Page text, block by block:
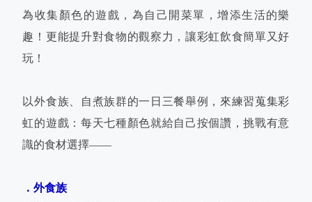
為收集顏色的遊戲，為自己開菜單，增添生活的樂
趣！更能提升對食物的觀察力，讓彩虹飲食簡單又好
玩！
以外食族、自煮族群的一日三餐舉例，來練習蒐集彩
虹的遊戲：每天七種顏色就給自己按個讚，挑戰有意
識的食材選擇——
．外食族